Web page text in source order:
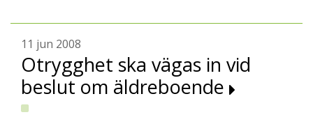
11 jun 2008
Otrygghet ska vägas in vid
beslut om äldreboende